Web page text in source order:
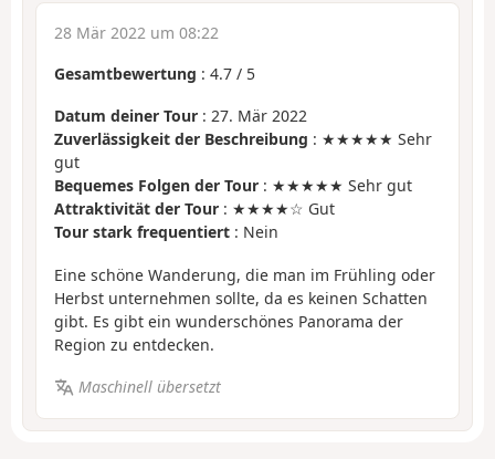
28 Mär 2022 um 08:22
Gesamtbewertung : 4.7 / 5
Datum deiner Tour : 27. Mär 2022
Zuverlässigkeit der Beschreibung : ★★★★★ Sehr
gut
Bequemes Folgen der Tour : ★★★★★ Sehr gut
Attraktivität der Tour : ★★★★☆ Gut
Tour stark frequentiert : Nein
Eine schöne Wanderung, die man im Frühling oder
Herbst unternehmen sollte, da es keinen Schatten
gibt. Es gibt ein wunderschönes Panorama der
Region zu entdecken.
Maschinell übersetzt